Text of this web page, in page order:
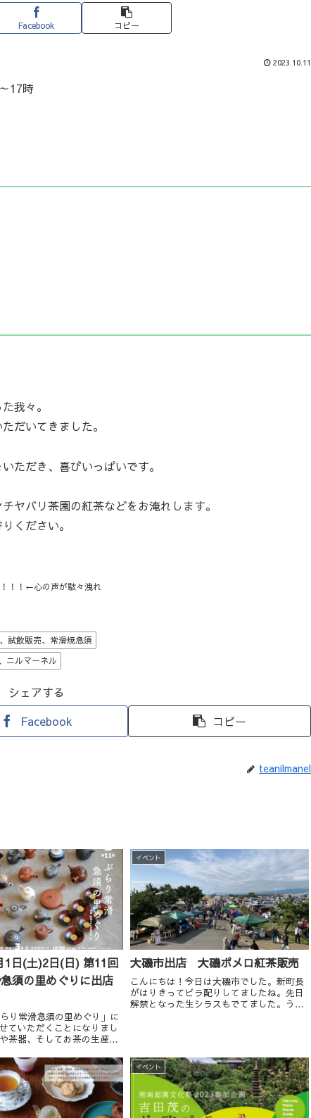
Facebook コピー
2023.10.11
17時
我々。
だいてきました。
ただき、喜びいっぱいです。
ヤバリ茶園の紅茶などをお淹れします。
ください。
！！ ←心の声が駄々洩れ
試飲販売、常滑焼急須
ニルマーネル
シェアする
Facebook コピー
teanilmanel
1日(土)2日(日) 第11回
須の里めぐりに出店
り常滑急須の里めぐり」に
ていただくことになりまし
茶器、そしてお茶の生産者
お客様との会話も楽しく
して一緒に散歩しちゃった
...
イベント
大磯市出店 大磯ポメロ紅茶販売
こんにちは！今日は大磯市でした。新町長
がはりきってビラ配りしてましたね。先日
解禁となった生シラスもでてました。うち
イベント